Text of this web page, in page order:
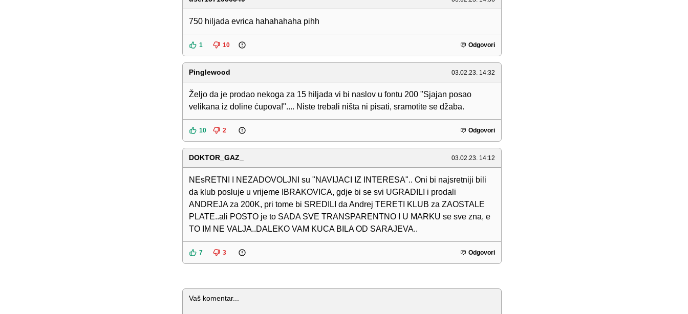
750 hiljada evrica hahahahaha pihh
1 10 Odgovori
Pinglewood 03.02.23. 14:32
Željo da je prodao nekoga za 15 hiljada vi bi naslov u fontu 200 "Sjajan posao
velikana iz doline ćupova!".... Niste trebali ništa ni pisati, sramotite se džaba.
10 2 Odgovori
DOKTOR_GAZ_ 03.02.23. 14:12
NEsRETNI I NEZADOVOLJNI su "NAVIJACI IZ INTERESA".. Oni bi najsretniji bili
da klub posluje u vrijeme IBRAKOVICA, gdje bi se svi UGRADILI i prodali
ANDREJA za 200K, pri tome bi SREDILI da Andrej TERETI KLUB za ZAOSTALE
PLATE..ali POSTO je to SADA SVE TRANSPARENTNO I U MARKU se sve zna, e
TO IM NE VALJA..DALEKO VAM KUCA BILA OD SARAJEVA..
7 3 Odgovori
Komentar